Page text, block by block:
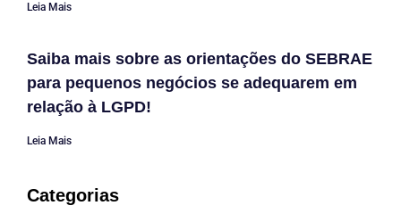
Leia Mais
Saiba mais sobre as orientações do SEBRAE
para pequenos negócios se adequarem em
relação à LGPD!
Leia Mais
Categorias